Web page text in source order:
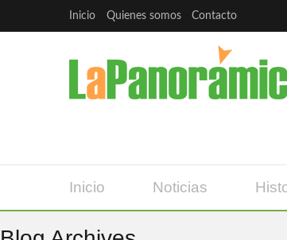
Inicio Quienes somos Contacto
Inicio Noticias